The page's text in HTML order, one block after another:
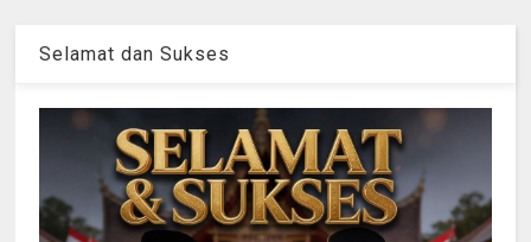
Selamat dan Sukses